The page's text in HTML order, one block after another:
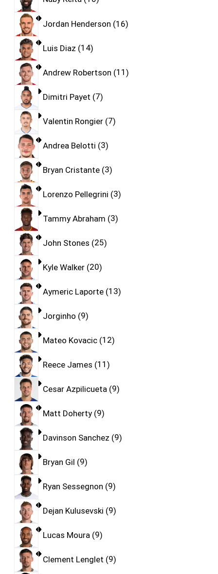
Jordan Henderson 16
Luis Diaz 14
Andrew Robertson 11
Dimitri Payet 7
Valentin Rongier 7
Andrea Belotti 3
Bryan Cristante 3
Lorenzo Pellegrini 3
Tammy Abraham 3
John Stones 25
Kyle Walker 20
Aymeric Laporte 13
Jorginho 9
Mateo Kovacic 12
Reece James 11
Cesar Azpilicueta 9
Matt Doherty 9
Davinson Sanchez 9
Bryan Gil 9
Ryan Sessegnon 9
Dejan Kulusevski 9
Lucas Moura 9
Clement Lenglet 9